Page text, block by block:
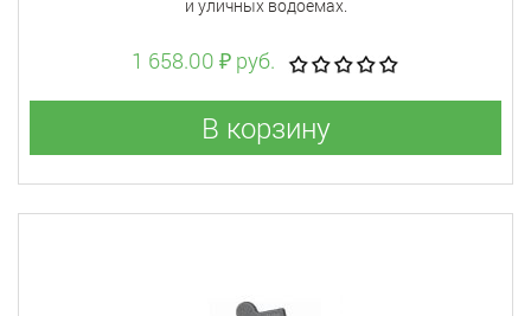
и уличных водоёмах.
1 658.00 ₽ руб.
В корзину